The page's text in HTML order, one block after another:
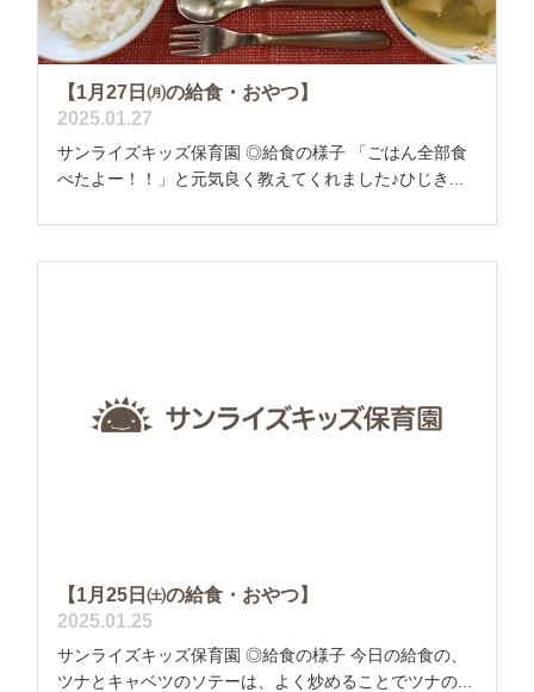
【1月27日㈪の給食・おやつ】
2025.01.27
サンライズキッズ保育園 ◎給食の様子 「ごはん全部食
べたよー！！」と元気良く教えてくれました♪ひじき...
【1月25日㈯の給食・おやつ】
2025.01.25
サンライズキッズ保育園 ◎給食の様子 今日の給食の、
ツナとキャベツのソテーは、よく炒めることでツナの...